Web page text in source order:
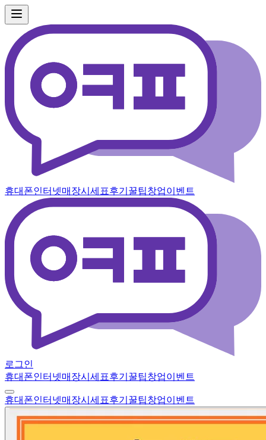
휴대폰인터넷매장시세표후기 꿀팁창업이벤트
로그인
휴대폰인터넷매장시세표후기 꿀팁창업이벤트
휴대폰인터넷매장시세표후기 꿀팁창업이벤트